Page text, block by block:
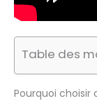
Table des
Pourquoi choisir